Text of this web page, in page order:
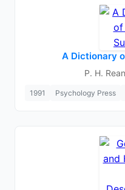
A Dictionary
P. H.
1991 Psychology Press